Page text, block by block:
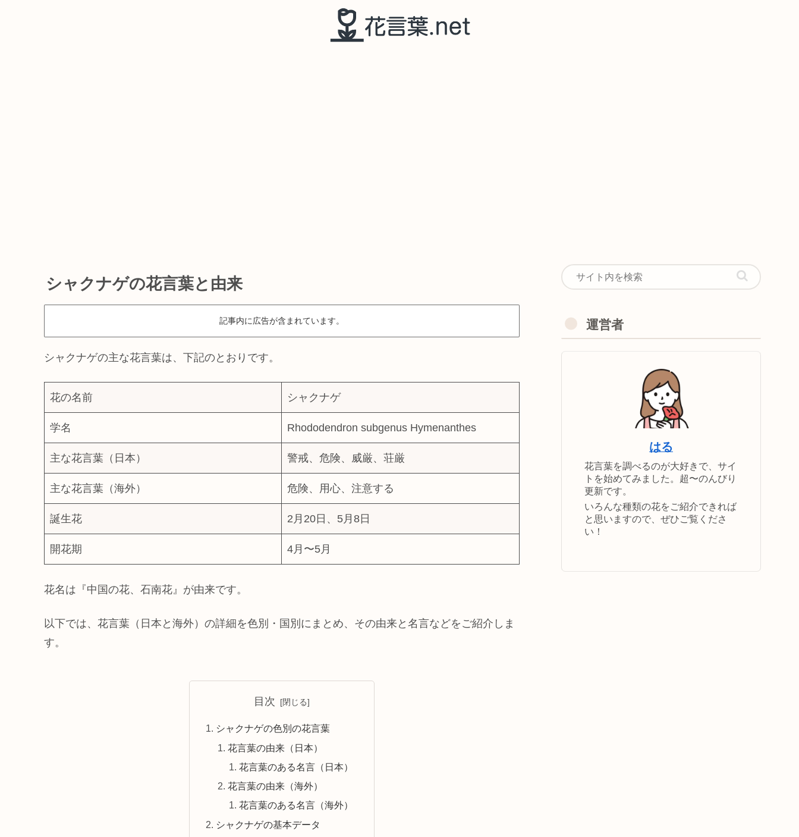
シャクナゲの花言葉と由来
記事内に広告が含まれています。
シャクナゲの主な花言葉は、下記のとおりです。
花の名前 シャクナゲ
学名 Rhododendron subgenus Hymenanthes
主な花言葉（日本） 警戒、危険、威厳、荘厳
主な花言葉（海外） 危険、用心、注意する
誕生花 2月20日、5月8日
開花期 4月〜5月
花名は『中国の花、石南花』が由来です。
以下では、花言葉（日本と海外）の詳細を色別・国別にまとめ、その由来と名言などをご紹介しま
す。
目次
シャクナゲの色別の花言葉
花言葉の由来（日本）
花言葉のある名言（日本）
花言葉の由来（海外）
花言葉のある名言（海外）
シャクナゲの基本データ
運営者
はる
花言葉を調べるのが大好きで、サイ
トを始めてみました。超〜のんびり
更新です。
いろんな種類の花をご紹介できれば
と思いますので、ぜひご覧くださ
い！